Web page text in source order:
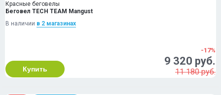
Красные беговелы
Беговел TECH TEAM Mangust
В наличии в 2 магазинах
Купить
-17%
9 320 руб.
11 180 руб.